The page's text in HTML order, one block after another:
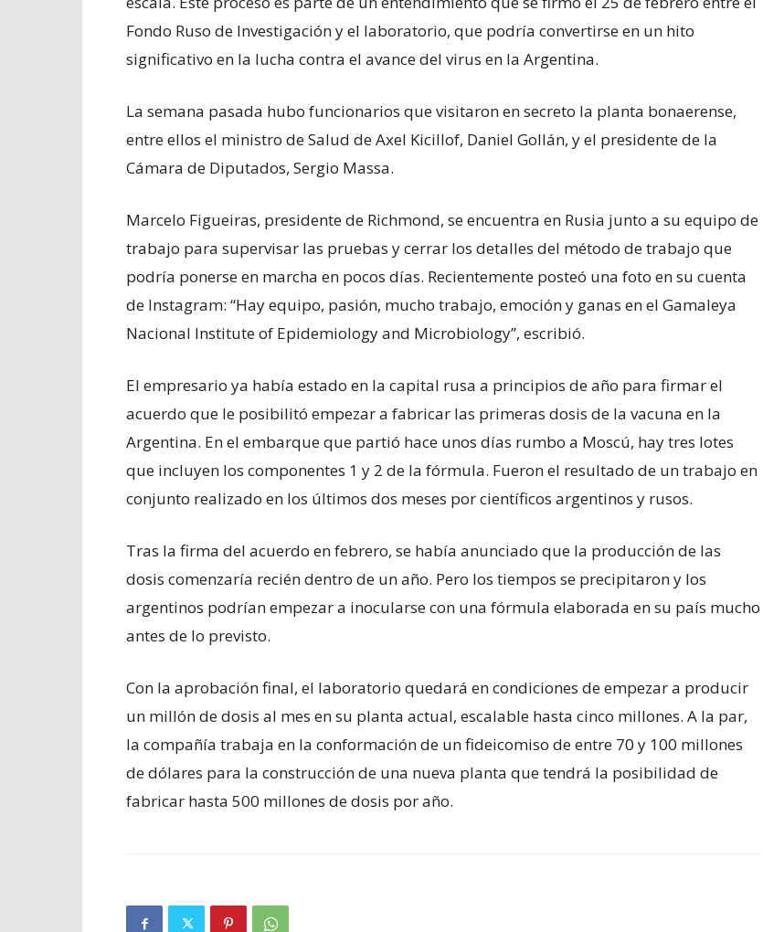
Fondo Ruso de Investigación y el laboratorio, que podría convertirse en un hito
significativo en la lucha contra el avance del virus en la Argentina.
La semana pasada hubo funcionarios que visitaron en secreto la planta bonaerense,
entre ellos el ministro de Salud de Axel Kicillof, Daniel Gollán, y el presidente de la
Cámara de Diputados, Sergio Massa.
Marcelo Figueiras, presidente de Richmond, se encuentra en Rusia junto a su equipo de
trabajo para supervisar las pruebas y cerrar los detalles del método de trabajo que
podría ponerse en marcha en pocos días. Recientemente posteó una foto en su cuenta
de Instagram: “Hay equipo, pasión, mucho trabajo, emoción y ganas en el Gamaleya
Nacional Institute of Epidemiology and Microbiology”, escribió.
El empresario ya había estado en la capital rusa a principios de año para firmar el
acuerdo que le posibilitó empezar a fabricar las primeras dosis de la vacuna en la
Argentina. En el embarque que partió hace unos días rumbo a Moscú, hay tres lotes
que incluyen los componentes 1 y 2 de la fórmula. Fueron el resultado de un trabajo en
conjunto realizado en los últimos dos meses por científicos argentinos y rusos.
Tras la firma del acuerdo en febrero, se había anunciado que la producción de las
dosis comenzaría recién dentro de un año. Pero los tiempos se precipitaron y los
argentinos podrían empezar a inocularse con una fórmula elaborada en su país mucho
antes de lo previsto.
Con la aprobación final, el laboratorio quedará en condiciones de empezar a producir
un millón de dosis al mes en su planta actual, escalable hasta cinco millones. A la par,
la compañía trabaja en la conformación de un fideicomiso de entre 70 y 100 millones
de dólares para la construcción de una nueva planta que tendrá la posibilidad de
fabricar hasta 500 millones de dosis por año.